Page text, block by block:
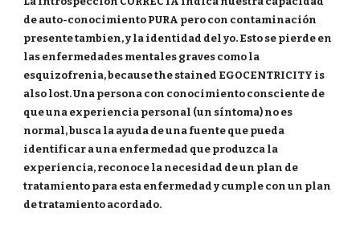
de auto-conocimiento PURA pero con contaminación
presente tambien, y la identidad del yo. Esto se pierde en
las enfermedades mentales graves como la
esquizofrenia, because the stained EGOCENTRICITY is
also lost. Una persona con conocimiento consciente de
que una experiencia personal (un síntoma) no es
normal, busca la ayuda de una fuente que pueda
identificar a una enfermedad que produzca la
experiencia, reconoce la necesidad de un plan de
tratamiento para esta enfermedad y cumple con un plan
de tratamiento acordado.